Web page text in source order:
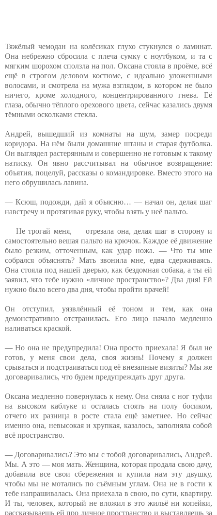
Тяжёлый чемодан на колёсиках глухо стукнулся о ламинат.
Она небрежно сбросила с плеча сумку с ноутбуком, и та с
мягким шорохом сползла на пол. Оксана стояла в проёме, всё
ещё в строгом деловом костюме, с идеально уложенными
волосами, и смотрела на мужа взглядом, в котором не было
ничего, кроме холодного, концентрированного гнева. Её
глаза, обычно тёплого орехового цвета, сейчас казались двумя
тёмными осколками стекла.
Андрей, вышедший из комнаты на шум, замер посреди
коридора. На нём были домашние штаны и старая футболка.
Он выглядел растерянным и совершенно не готовым к такому
натиску. Он явно рассчитывал на обычное возвращение:
объятия, поцелуй, рассказы о командировке. Вместо этого на
него обрушилась лавина.
— Ксюш, подожди, дай я объясню… — начал он, делая шаг
навстречу и протягивая руку, чтобы взять у неё пальто.
— Не трогай меня, — отрезала она, делая шаг в сторону и
самостоятельно вешая пальто на крючок. Каждое её движение
было резким, отточенным, как удар ножа. — Что ты мне
собрался объяснять? Мать звонила мне, едва сдерживаясь.
Она стояла под нашей дверью, как бездомная собака, а ты ей
заявил, что тебе нужно «личное пространство»? Два дня! Ей
нужно было всего два дня, чтобы пройти врачей!
Он отступил, уязвлённый её тоном и тем, как она
демонстративно отстранилась. Его лицо начало медленно
наливаться краской.
— Но она не предупредила! Она просто приехала! Я был не
готов, у меня свои дела, своя жизнь! Почему я должен
срываться и подстраиваться под её внезапные визиты? Мы же
договаривались, что будем предупреждать друг друга.
Оксана медленно повернулась к нему. Она сняла с ног туфли
на высоком каблуке и осталась стоять на полу босиком,
отчего их разница в росте стала ещё заметнее. Но сейчас
именно она, невысокая и хрупкая, казалось, заполняла собой
всё пространство.
— Договаривались? Это мы с тобой договаривались, Андрей.
Мы. А это — моя мать. Женщина, которая продала свою дачу,
добавила все свои сбережения и купила нам эту двушку,
чтобы мы не мотались по съёмным углам. Она не в гости к
тебе напрашивалась. Она приехала в свою, по сути, квартиру.
И ты, человек, который не вложил в это жильё ни копейки,
рассказываешь ей про личное пространство и выставляешь за